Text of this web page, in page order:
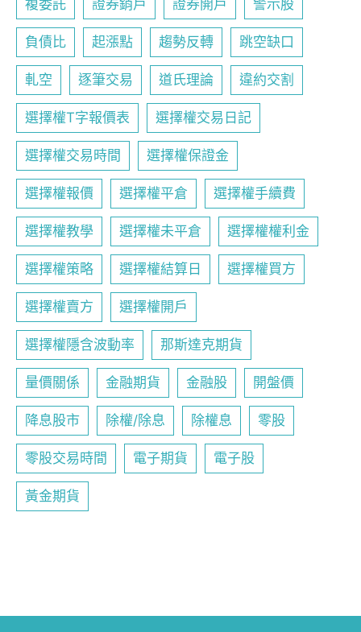
複委託 證券銷戶 證券開戶 警示股
負債比 起漲點 趨勢反轉 跳空缺口
軋空 逐筆交易 道氏理論 違約交割
選擇權T字報價表 選擇權交易日記
選擇權交易時間 選擇權保證金
選擇權報價 選擇權平倉 選擇權手續費
選擇權教學 選擇權未平倉 選擇權權利金
選擇權策略 選擇權結算日 選擇權買方
選擇權賣方 選擇權開戶
選擇權隱含波動率 那斯達克期貨
量價關係 金融期貨 金融股 開盤價
降息股市 除權/除息 除權息 零股
零股交易時間 電子期貨 電子股
黃金期貨